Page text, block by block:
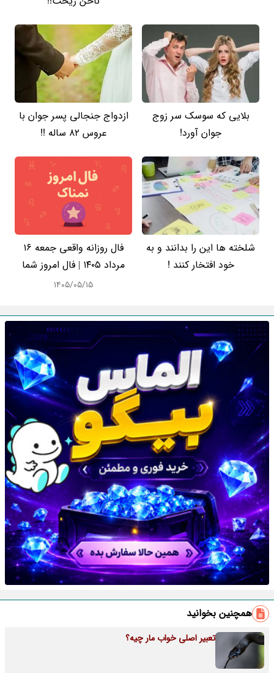
بلایی که سوسک سر زوج
جوان آورد!
ازدواج جنجالی پسر جوان با
عروس 82 ساله !!
شلخته ها این را بدانند و به
خود افتخار کنند !
فال روزانه واقعی جمعه ۱۶
مرداد ۱۴۰۵ | فال امروز شما
۱۴۰۵/۰۵/۱۵
همچنین بخوانید
تعبیر اصلی خواب مار چیه؟